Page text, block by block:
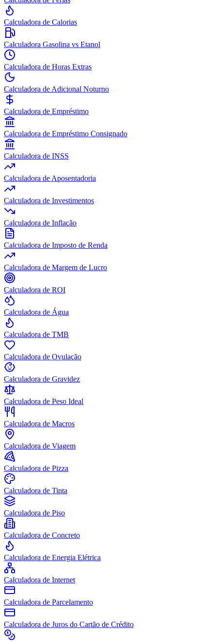
Calculadora de Calorias
Calculadora Gasolina vs Etanol
Calculadora de Horas Extras
Calculadora de Adicional Noturno
Calculadora de Empréstimo
Calculadora de Empréstimo Consignado
Calculadora de INSS
Calculadora de Aposentadoria
Calculadora de Investimentos
Calculadora de Inflação
Calculadora de Imposto de Renda
Calculadora de Margem de Lucro
Calculadora de ROI
Calculadora de Água
Calculadora de TMB
Calculadora de Ovulação
Calculadora de Gravidez
Calculadora de Peso Ideal
Calculadora de Macros
Calculadora de Viagem
Calculadora de Pizza
Calculadora de Tinta
Calculadora de Piso
Calculadora de Concreto
Calculadora de Energia Elétrica
Calculadora de Internet
Calculadora de Parcelamento
Calculadora de Juros do Cartão de Crédito